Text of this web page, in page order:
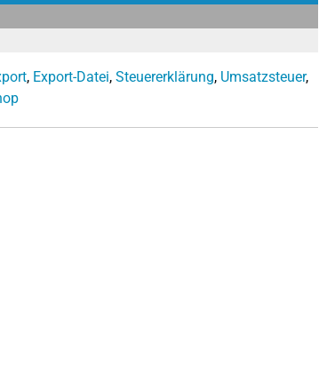
, Export-Datei, Steuererklärung, Umsatzsteuer,